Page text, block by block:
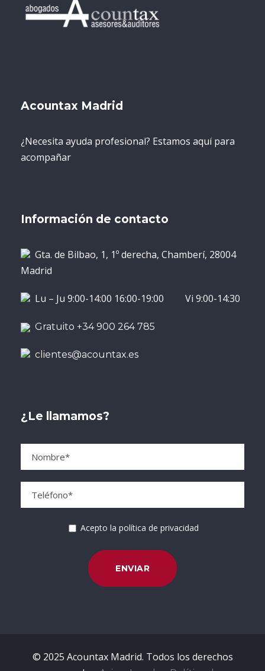
Acountax Madrid
¿Necesita ayuda profesional? Estamos aquí para
acompañar
Información de contacto
Gta. de Bilbao, 1, 1º derecha, Chamberí, 28004
Madrid
Lu – Ju 9:00-14:00 16:00-19:00 Vi 9:00-14:30
Gratuito +34 900 264 785
clientes@acountax.es
¿Le llamamos?
Acepto la política de privacidad
© 2025 Acountax Madrid. Todos los derechos